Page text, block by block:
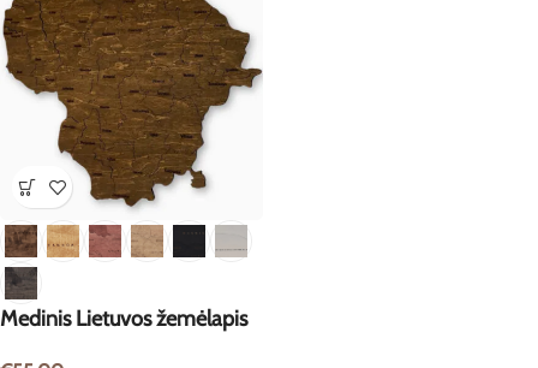
Medinis Lietuvos žemėlapis